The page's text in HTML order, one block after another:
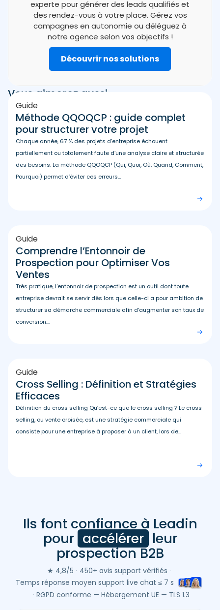
experte pour générer des leads qualifiés et
des rendez-vous à votre place. Gérez vos
campagnes en autonomie ou déléguez à
notre agence selon vos objectifs !
Découvrir nos solutions
Vous aimerez aussi
Guide
Méthode QQOQCP : guide complet
pour structurer votre projet
Chaque année, 67 % des projets d’entreprise échouent
partiellement ou totalement faute d’une analyse claire et structurée
des besoins. La méthode QQOQCP (Qui, Quoi, Où, Quand, Comment,
Pourquoi) permet d’éviter ces erreurs...
Guide
Comprendre l’Entonnoir de
Prospection pour Optimiser Vos
Ventes
Très pratique, l’entonnoir de prospection est un outil dont toute
entreprise devrait se servir dès lors que celle-ci a pour ambition de
structurer sa démarche commerciale afin d’augmenter son taux de
conversion....
Guide
Cross Selling : Définition et Stratégies
Efficaces
Définition du cross selling Qu’est-ce que le cross selling ? Le cross
selling, ou vente croisée, est une stratégie commerciale qui
consiste pour une entreprise à proposer à un client, lors de...
Avis
Trustpilot)
Ils font confiance à Leadin
pour accélérer leur
prospection B2B
★ 4,8/5 · 450+ avis support vérifiés ·
Temps réponse moyen support live chat ≤ 7 s
· RGPD conforme — Hébergement UE — TLS 1.3